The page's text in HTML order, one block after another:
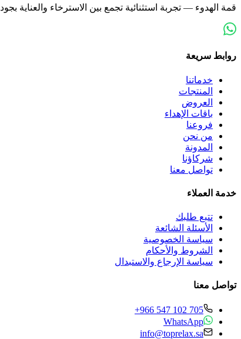
قمة الهدوء — تجربة استثنائية تجمع بين الاسترخاء والعناية
روابط سريعة
خدماتنا
المنتجات
العروض
باقات الإهداء
فروعنا
من نحن
المدونة
شركاؤنا
تواصل معنا
خدمة العملاء
تتبع طلبك
الأسئلة الشائعة
سياسة الخصوصية
الشروط والأحكام
سياسة الإرجاع والاستبدال
تواصل معنا
+966 547 102 705
WhatsApp
info@toprelax.sa